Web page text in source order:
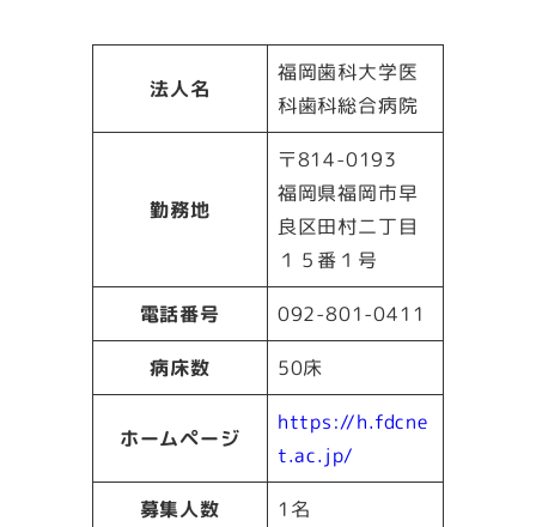
法人名
福岡歯科大学医
科歯科総合病院
勤務地
〒814-0193
福岡県福岡市早
良区田村二丁目
１５番１号
電話番号 092-801-0411
病床数 50床
ホームページ
https://h.fdcne
t.ac.jp/
募集人数 1名